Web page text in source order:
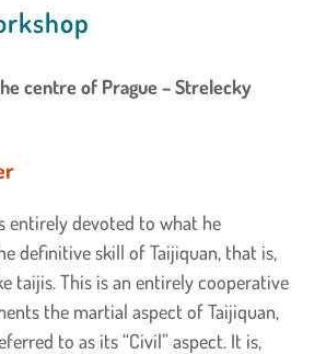
centre of Prague – Strelecky
entirely devoted to what he
definitive skill of Taijiquan, that is,
taijis. This is an entirely cooperative
the martial aspect of Taijiquan,
to as its “Civil” aspect. It is,